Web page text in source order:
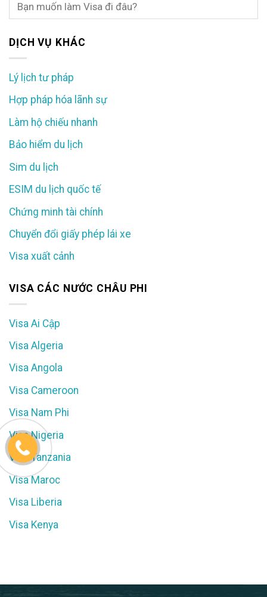
DỊCH VỤ KHÁC
Lý lịch tư pháp
Hợp pháp hóa lãnh sự
Làm hộ chiếu nhanh
Bảo hiểm du lịch
Sim du lịch
ESIM du lịch quốc tế
Chứng minh tài chính
Chuyển đổi giấy phép lái xe
Visa xuất cảnh
VISA CÁC NƯỚC CHÂU PHI
Visa Ai Cập
Visa Algeria
Visa Angola
Visa Cameroon
Visa Nam Phi
Visa Nigeria
Visa Tanzania
Visa Maroc
Visa Liberia
Visa Kenya